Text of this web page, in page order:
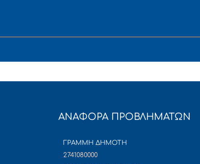
ΑΝΑΦΟΡΑ ΠΡΟΒΛΗΜΑΤΩΝ
ΓΡΑΜΜΗ ΔΗΜΟΤΗ
2741080000